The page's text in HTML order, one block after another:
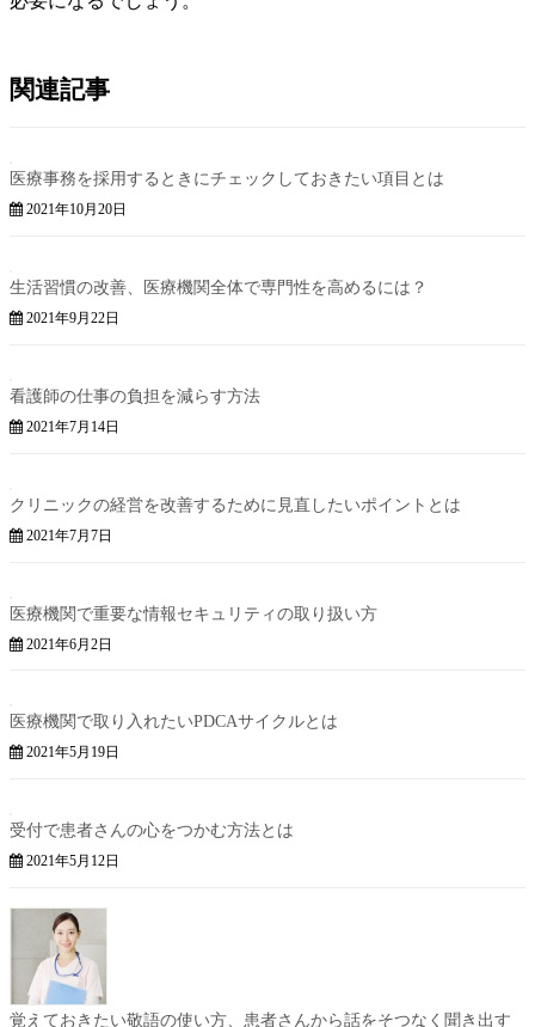
関連記事
医療事務を採用するときにチェックしておきたい項目とは
2021年10月20日
生活習慣の改善、医療機関全体で専門性を高めるには？
2021年9月22日
看護師の仕事の負担を減らす方法
2021年7月14日
クリニックの経営を改善するために見直したいポイントとは
2021年7月7日
医療機関で重要な情報セキュリティの取り扱い方
2021年6月2日
医療機関で取り入れたいPDCAサイクルとは
2021年5月19日
受付で患者さんの心をつかむ方法とは
2021年5月12日
覚えておきたい敬語の使い方、患者さんから話をそつなく聞き出す